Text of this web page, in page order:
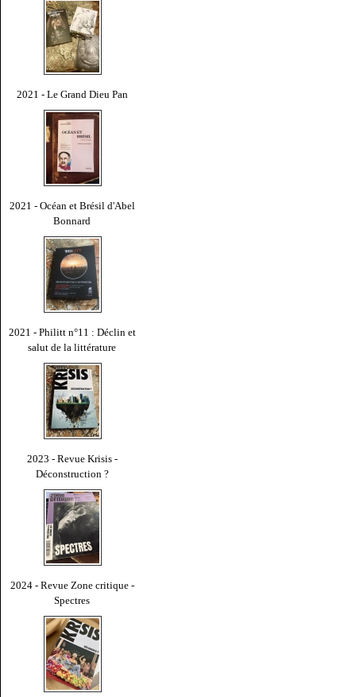
2021 - Le Grand Dieu Pan
2021 - Océan et Brésil d'Abel
Bonnard
2021 - Philitt n°11 : Déclin et
salut de la littérature
2023 - Revue Krisis -
Déconstruction ?
2024 - Revue Zone critique -
Spectres